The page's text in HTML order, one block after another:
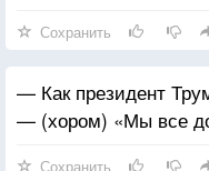
Сохранить
— Как президент
— (хором) «Мы все
Сохранить